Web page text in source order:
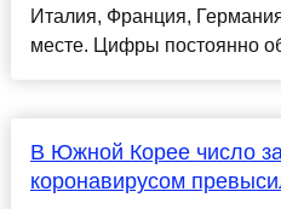
Италия, Франция,
месте. Цифры постоянно
В Южной Корее число
коронавирусом